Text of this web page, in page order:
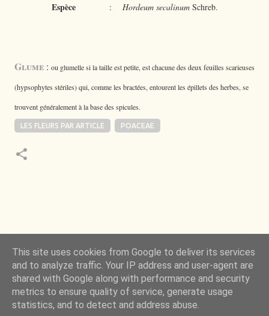
Espèce : Hordeum secalinumSchreb.
Glume : ou glumelle si la taille est petite, est chacune des deux feuilles scarieuses
(hypsophytes stériles) qui, comme les bractées, entourent les épillets des herbes, se
trouvent généralement à la base des spicules.
LES FLEURS PAR ARTICLE POACEAE
de la Nature m’a toujours émerveillé mais ce qui
plus, c’est d’observer l’invisible qui l’a rendue
possible.John Joos
Fourni par Blogger
This site uses cookies from Google to deliver its services
and to analyze traffic. Your IP address and user-agent are
shared with Google along with performance and security
metrics to ensure quality of service, generate usage
statistics, and to detect and address abuse.